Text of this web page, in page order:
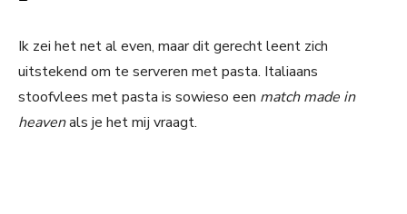
Ik zei het net al even, maar dit gerecht leent zich
uitstekend om te serveren met pasta. Italiaans
stoofvlees met pasta is sowieso een match made in
heavenals je het mij vraagt.